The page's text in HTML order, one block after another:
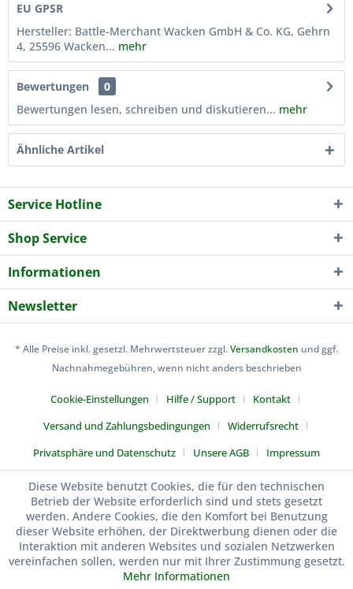
EU GPSR
Hersteller: Battle-Merchant Wacken GmbH & Co. KG, Gehrn
4, 25596 Wacken... mehr
Bewertungen
0
Bewertungen lesen, schreiben und diskutieren... mehr
Ähnliche Artikel
Service Hotline
Shop Service
Informationen
Newsletter
* Alle Preise inkl. gesetzl. Mehrwertsteuer zzgl.Versandkosten und ggf.
Nachnahmegebühren, wenn nicht anders beschrieben
Cookie-Einstellungen Hilfe / Support
Kontakt
Versand und Zahlungsbedingungen
Widerrufsrecht
Privatsphäre und Datenschutz
Unsere AGB
Impressum
Kuen-Sports
Diese Website benutzt Cookies, die für den technischen
Betrieb der Website erforderlich sind und stets gesetzt
werden. Andere Cookies, die den Komfort bei Benutzung
dieser Website erhöhen, der Direktwerbung dienen oder die
Interaktion mit anderen Websites und sozialen Netzwerken
vereinfachen sollen, werden nur mit Ihrer Zustimmung gesetzt.
Mehr Informationen